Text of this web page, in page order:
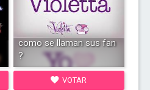
como se llaman sus fan
?
VOTAR